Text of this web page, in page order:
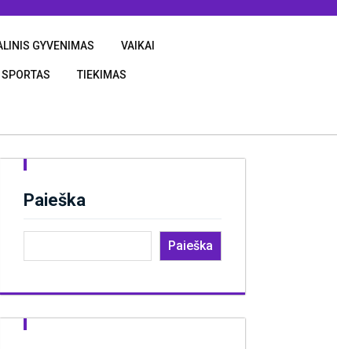
GYVENIMAS VAIKAI
SPORTAS TIEKIMAS
Paieška
Paieška